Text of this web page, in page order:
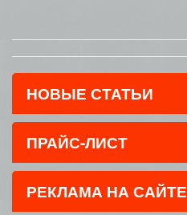
НОВЫЕ СТАТЬИ
ПРАЙС-ЛИСТ
РЕКЛАМА НА САЙТЕ